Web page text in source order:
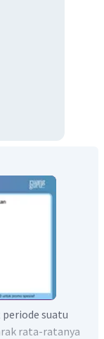
suatu
rata-ratanya